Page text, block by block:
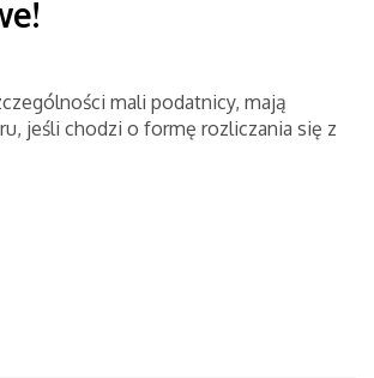
mali podatnicy, mają
jeśli chodzi o formę rozliczania się z